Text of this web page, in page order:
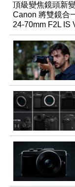
頂級變焦鏡頭新
Canon 將雙鏡合
24-70mm F2L IS
幻規格